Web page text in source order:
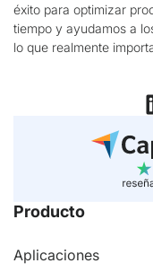
éxito para optimizar
tiempo y ayudamos a
lo que realmente
Producto
Aplicaciones